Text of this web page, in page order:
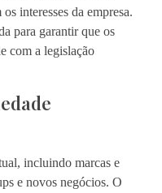
interesses da empresa.
para garantir que os
com a legislação
incluindo marcas e
e novos negócios. O